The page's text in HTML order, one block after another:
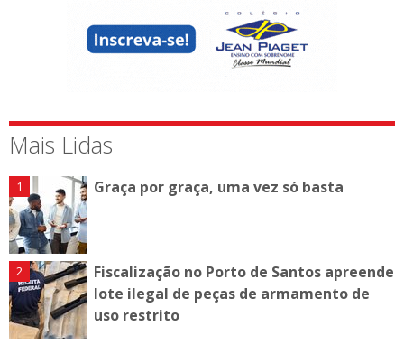
Mais Lidas
Graça por graça, uma vez só basta
Fiscalização no Porto de Santos apreende
lote ilegal de peças de armamento de
uso restrito